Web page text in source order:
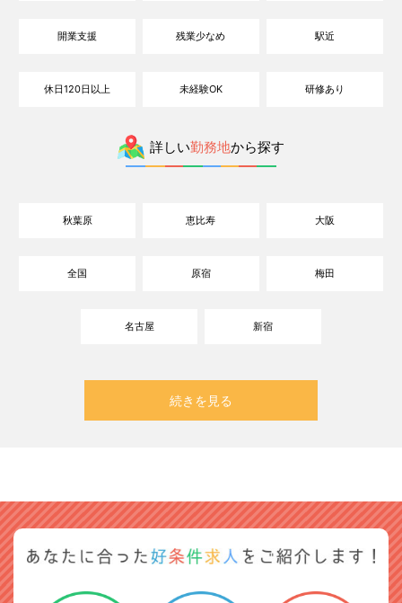
開業支援 残業少なめ 駅近
休日120日以上 未経験OK 研修あり
詳しい勤務地から探す
秋葉原 恵比寿 大阪
全国 原宿 梅田
名古屋 新宿
続きを見る